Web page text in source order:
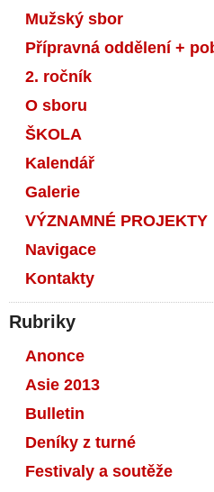
Mužský sbor
Přípravná oddělení +
2. ročník
O sboru
ŠKOLA
Kalendář
Galerie
VÝZNAMNÉ PROJEKTY
Navigace
Kontakty
Rubriky
Anonce
Asie 2013
Bulletin
Deníky z turné
Festivaly a soutěže